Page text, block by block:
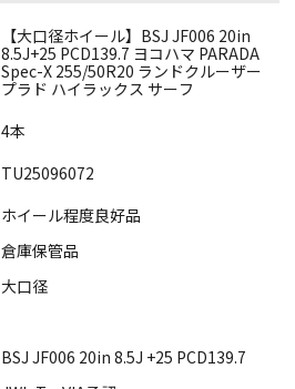
【大口径ホイール】BSJ JF006 20in
8.5J+25 PCD139.7 ヨコハマ PARADA
Spec-X 255/50R20 ランドクルーザー
プラド ハイラックス サーフ
4本
TU25096072
ホイール程度良好品
倉庫保管品
大口径
BSJ JF006 20in 8.5J +25 PCD139.7